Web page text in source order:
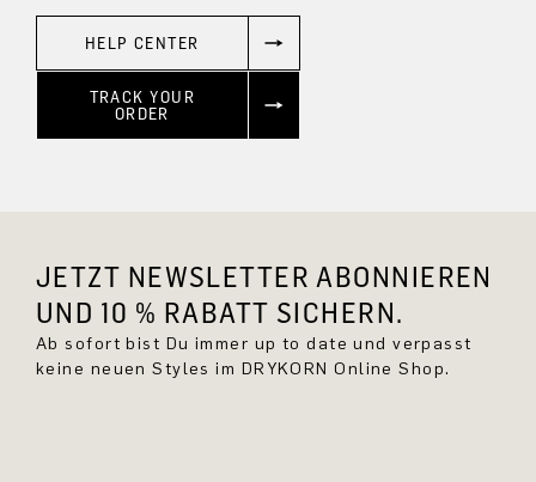
HELP CENTER
TRACK YOUR
ORDER
JETZT NEWSLETTER ABONNIEREN
UND 10 % RABATT SICHERN.
Ab sofort bist Du immer up to date und verpasst
keine neuen Styles im DRYKORN Online Shop.